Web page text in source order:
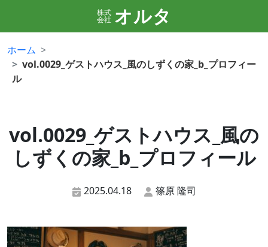
株式
会社 オルタ
ホーム
vol.0029_ゲストハウス_風のしずくの家_b_プロフィー
ル
vol.0029_ゲストハウス_風の
しずくの家_b_プロフィール
2025.04.18 篠原 隆司